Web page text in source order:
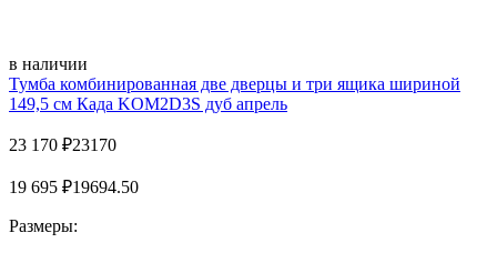
в наличии
Тумба комбинированная две дверцы и три ящика шириной
149,5 см Када KOM2D3S дуб апрель
23 170 ₽23170
19 695 ₽19694.50
Размеры: